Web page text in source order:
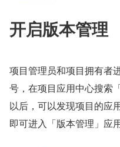
开启版本管理
项目管理员和项目拥有者
号，在项目应用中心搜索
以后，可以发现项目的应
即可进入「版本管理」应